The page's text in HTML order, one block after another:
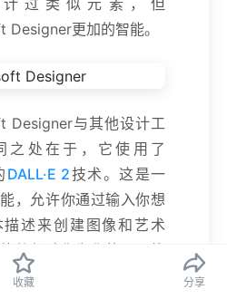
收藏 分享
过类似元素，但
更加的智能。
Designer与其他设计工
之处在于，它使用了
DALL·E 2技术。这是一
，允许你通过输入你想
描述来创建图像和艺术
能将帮助你为你的项目找
图形，而且由于先进的技